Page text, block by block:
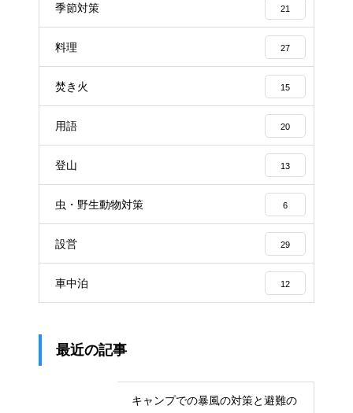
季節対策 21
料理 27
焚き火 15
用語 20
登山 13
虫・野生動物対策 6
設営 29
車中泊 12
最近の記事
キャンプでの暴風の対策と避難の